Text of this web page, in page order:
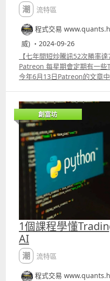
潮流特區
程式交易
威) ・2024-09-26
【七年間短炒騰訊52次勝率
Patreon 每星期會定期有一
今年6月13日Patreon的文章
114.57%，即使只買入10萬
元。但對很多人來說這根本
多機構多次增持騰訊，但騰訊
2023年初便沽貨離場。 要長
「耐性」，這點真的並非每
師，最大原因是他真的大部
並非要教長期持有股票的好
力長期持有一隻股票，透過
介紹的就是專用作炒騰訊的
2017年1月3日至今的回報有
回報約78222.6港元，期間交
率大約76.92%，平均每次交
30分鐘圖，平均持倉時間大
性，因為若要持倉長達七年，
散戶要持倉1個月較容易處理
內容可找到 筆者patreon
創富坊
1個課程學懂
AI
潮流特區
程式交易